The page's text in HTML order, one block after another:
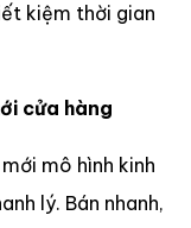
kiệm thời gian
cửa hàng
mô hình kinh
lý. Bán nhanh,